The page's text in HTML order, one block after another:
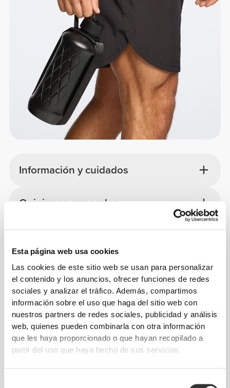
Esta página web usa cookies
Las cookies de este sitio web se usan para personalizar
el contenido y los anuncios, ofrecer funciones de redes
sociales y analizar el tráfico. Además, compartimos
información sobre el uso que haga del sitio web con
nuestros partners de redes sociales, publicidad y análisis
web, quienes pueden combinarla con otra información
que les haya proporcionado o que hayan recopilado a
partir del uso que haya hecho de sus servicios.
Información y cuidados
Opiniones generales
De nuestra comunidad
5